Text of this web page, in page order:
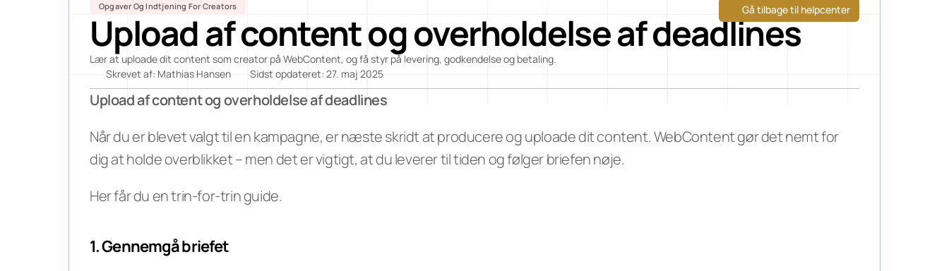
r
Careers
Docs
About
Opgaver Og Indtjening For Creators Gå tilbage til helpcenter
Upload af content og overholdelse af deadlines
Lær at uploade dit content som creator på WebContent, og få styr på levering, godkendelse og betaling.
Skrevet af: Mathias Hansen
Sidst opdateret: 27. maj 2025
Upload af content og overholdelse af deadlines
Når du er blevet valgt til en kampagne, er næste skridt at producere og uploade dit content. WebContent gør det nemt for
dig at holde overblikket – men det er vigtigt, at du leverer til tiden og følger briefen nøje.
Her får du en trin-for-trin guide.
1. Gennemgå briefet